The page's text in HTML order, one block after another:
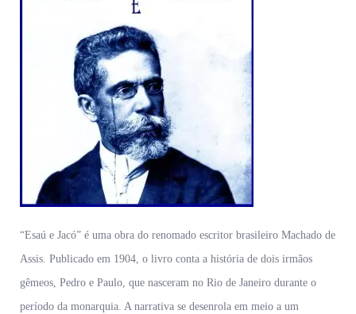
“Esaú e Jacó” é uma obra do renomado escritor brasileiro Machado de
Assis. Publicado em 1904, o livro conta a história de dois irmãos
gêmeos, Pedro e Paulo, que nasceram no Rio de Janeiro durante o
período da monarquia. A narrativa se desenrola em meio a um